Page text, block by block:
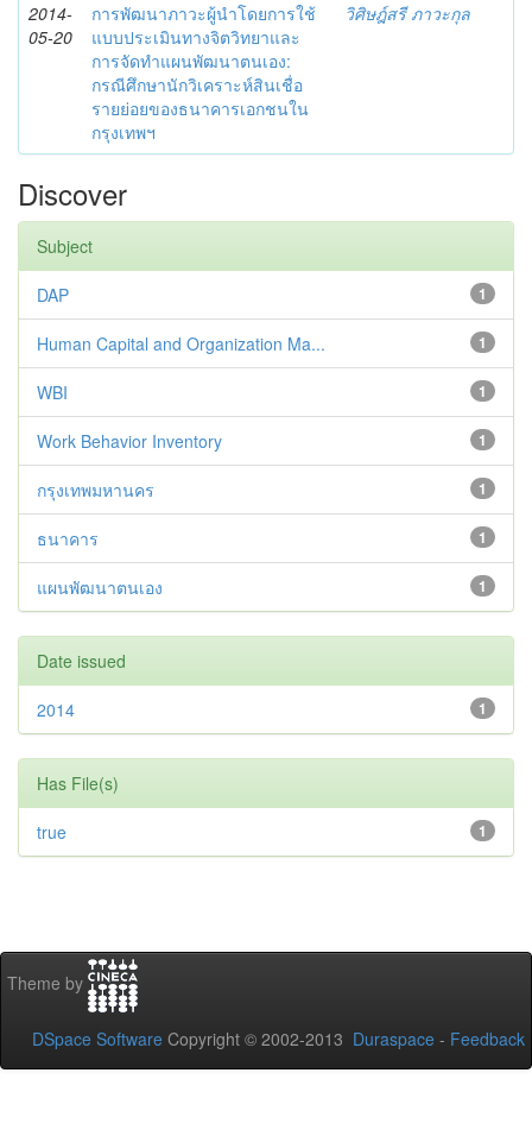
2014-
05-20
การพัฒนาภาวะผู้นำโดยการใช้
แบบประเมินทางจิตวิทยาและ
การจัดทำแผนพัฒนาตนเอง:
กรณีศึกษานักวิเคราะห์สินเชื่อ
รายย่อยของธนาคารเอกชนใน
กรุงเทพฯ
วิศิษฎ์สรี ภาวะกุล
Discover
Subject
1
DAP
1
Human Capital and Organization Ma...
1
WBI
1
Work Behavior Inventory
1
กรุงเทพมหานคร
1
ธนาคาร
1
แผนพัฒนาตนเอง
Date issued
1
2014
Has File(s)
1
true
Theme by
DSpace Software Copyright © 2002-2013 Duraspace - Feedback